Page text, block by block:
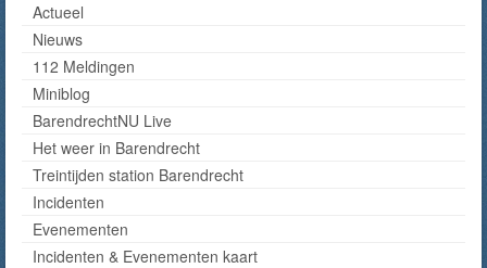
Actueel
Nieuws
112 Meldingen
Miniblog
BarendrechtNU Live
Het weer in Barendrecht
Treintijden station Barendrecht
Incidenten
Evenementen
Incidenten & Evenementen kaart